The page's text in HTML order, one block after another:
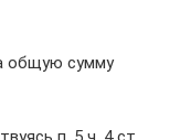
общую сумму